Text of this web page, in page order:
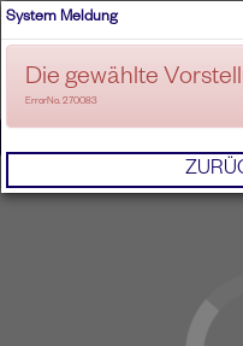
System Meldung
Die gewählte
ErrorNo. 270083